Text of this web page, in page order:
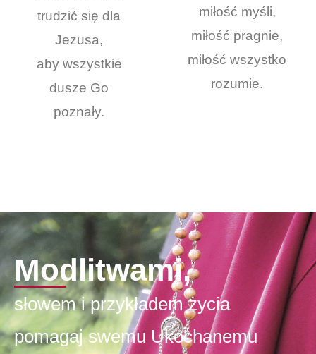
trudzić się dla
Jezusa,
aby wszystkie
dusze Go
poznały.
miłość myśli,
miłość pragnie,
miłość wszystko
rozumie.
Modlitwami,
słowem i przykładem życia
pomagaj swemu Ukochanemu